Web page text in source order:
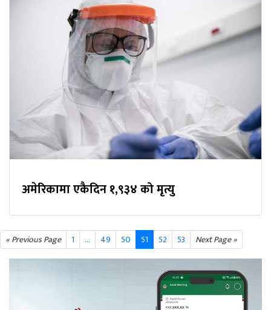
अमेरिकामा एकैदिन १,९३४ को मृत्यु
« Previous Page 1 … 49 50 51 52 53 Next Page »